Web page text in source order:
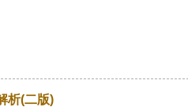
析(二版)